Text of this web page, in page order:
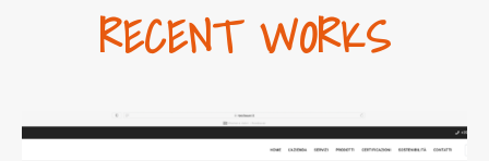
RECENT WORKS